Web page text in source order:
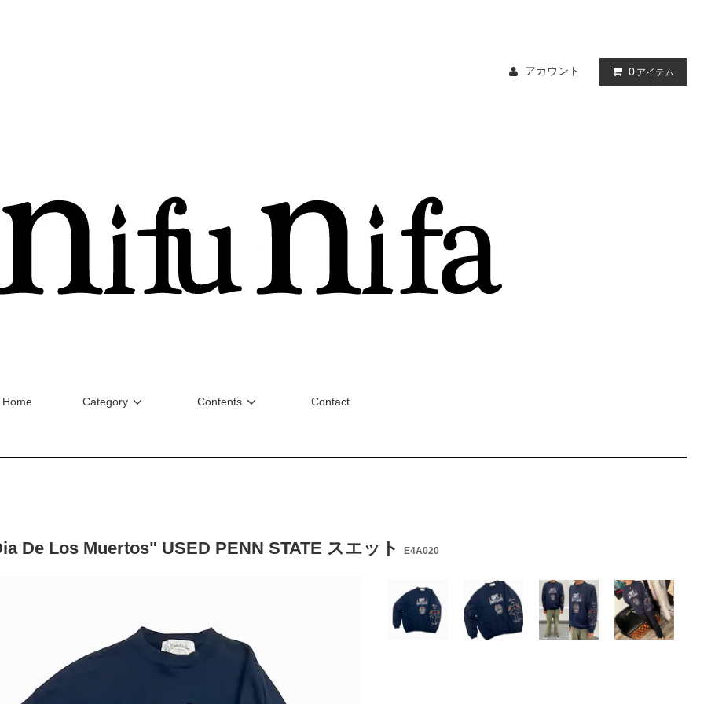
アカウント 0 アイテム
Home Category Contents Contact
De Los Muertos" USED PENN STATE スエット E4A020